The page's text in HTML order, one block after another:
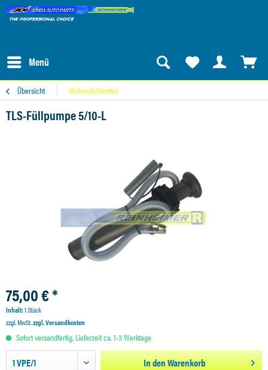
Menü
Übersicht Reifendichtmittel
TLS-Füllpumpe 5/10-L
75,00 € *
Inhalt:1 Stück
zzgl. MwSt.zzgl. Versandkosten
Sofort versandfertig, Lieferzeit ca. 1-3 Werktage
In denWarenkorb